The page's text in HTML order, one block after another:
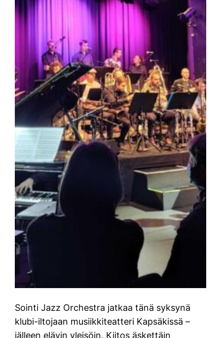
Sointi Jazz Orchestra jatkaa tänä syksynä
klubi-iltojaan musiikkiteatteri Kapsäkissä –
jälleen elävin yleisöin. Kiitos äskettäin